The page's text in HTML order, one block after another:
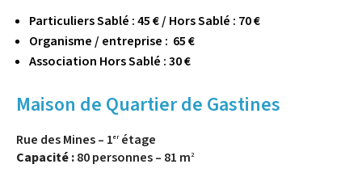
Particuliers Sablé : 45 € / Hors Sablé : 70 €
Organisme / entreprise : 65 €
Association Hors Sablé : 30 €
Maison de Quartier de Gastines
Rue des Mines – 1erétage
Capacité :80 personnes – 81 m2